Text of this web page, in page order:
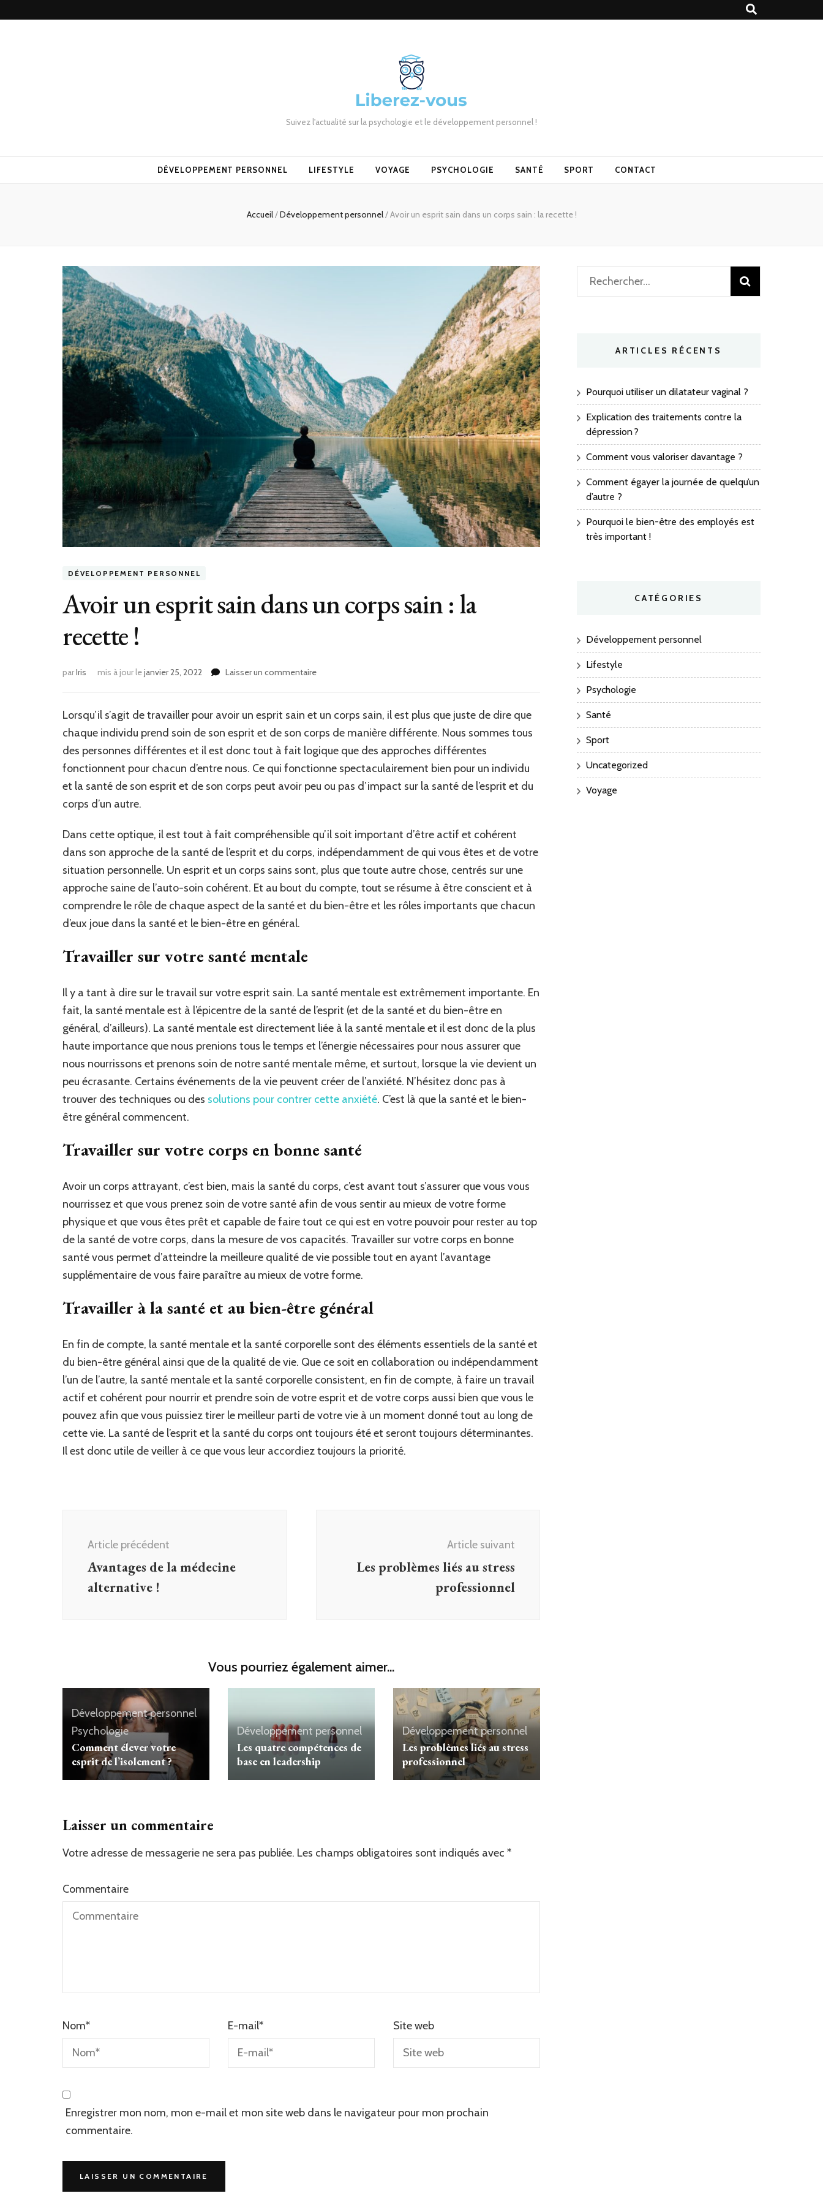
Suivez l'actualité sur la psychologie et le développement personnel !
DÉVELOPPEMENT PERSONNEL LIFESTYLE VOYAGE PSYCHOLOGIE SANTÉ SPORT CONTACT
Accueil/Développement personnel/Avoir un esprit sain dans un corps sain : la recette !
DÉVELOPPEMENT PERSONNEL
Avoir un esprit sain dans un corps sain : la
recette !
parIris mis à jour lejanvier 25, 2022 Laisser un commentairesur
dans
un
sain
:
Lorsqu’il s’agit de travailler pour avoir un esprit sain et un corps sain, il est plus que juste de dire que
chaque individu prend soin de son esprit et de son corps de manière différente. Nous sommes tous
des personnes différentes et il est donc tout à fait logique que des approches différentes
fonctionnent pour chacun d’entre nous. Ce qui fonctionne spectaculairement bien pour un individu
et la santé de son esprit et de son corps peut avoir peu ou pas d’impact sur la santé de l’esprit et du
corps d’un autre.
Dans cette optique, il est tout à fait compréhensible qu’il soit important d’être actif et cohérent
dans son approche de la santé de l’esprit et du corps, indépendamment de qui vous êtes et de votre
situation personnelle. Un esprit et un corps sains sont, plus que toute autre chose, centrés sur une
approche saine de l’auto-soin cohérent. Et au bout du compte, tout se résume à être conscient et à
comprendre le rôle de chaque aspect de la santé et du bien-être et les rôles importants que chacun
d’eux joue dans la santé et le bien-être en général.
Travailler sur votre santé mentale
Il y a tant à dire sur le travail sur votre esprit sain. La santé mentale est extrêmement importante. En
fait, la santé mentale est à l’épicentre de la santé de l’esprit (et de la santé et du bien-être en
général, d’ailleurs). La santé mentale est directement liée à la santé mentale et il est donc de la plus
haute importance que nous prenions tous le temps et l’énergie nécessaires pour nous assurer que
nous nourrissons et prenons soin de notre santé mentale même, et surtout, lorsque la vie devient un
peu écrasante. Certains événements de la vie peuvent créer de l’anxiété. N’hésitez donc pas à
trouver des techniques ou des solutions pour contrer cette anxiété. C’est là que la santé et le bien-
être général commencent.
Travailler sur votre corps en bonne santé
Avoir un corps attrayant, c’est bien, mais la santé du corps, c’est avant tout s’assurer que vous vous
nourrissez et que vous prenez soin de votre santé afin de vous sentir au mieux de votre forme
physique et que vous êtes prêt et capable de faire tout ce qui est en votre pouvoir pour rester au top
de la santé de votre corps, dans la mesure de vos capacités. Travailler sur votre corps en bonne
santé vous permet d’atteindre la meilleure qualité de vie possible tout en ayant l’avantage
supplémentaire de vous faire paraître au mieux de votre forme.
Travailler à la santé et au bien-être général
En fin de compte, la santé mentale et la santé corporelle sont des éléments essentiels de la santé et
du bien-être général ainsi que de la qualité de vie. Que ce soit en collaboration ou indépendamment
l’un de l’autre, la santé mentale et la santé corporelle consistent, en fin de compte, à faire un travail
actif et cohérent pour nourrir et prendre soin de votre esprit et de votre corps aussi bien que vous le
pouvez afin que vous puissiez tirer le meilleur parti de votre vie à un moment donné tout au long de
cette vie. La santé de l’esprit et la santé du corps ont toujours été et seront toujours déterminantes.
Il est donc utile de veiller à ce que vous leur accordiez toujours la priorité.
d'article
Article précédent
Avantages de la médecine
alternative !
Article suivant
Les problèmes liés au stress
professionnel
Vous pourriez également aimer...
Développement personnel
Psychologie
Comment élever votre
esprit de l’isolement ?
Développement personnel
Les quatre compétences de
base en leadership
Développement personnel
Les problèmes liés au stress
professionnel
Laisser un commentaire
Votre adresse de messagerie ne sera pas publiée. Les champs obligatoires sont indiqués avec *
Commentaire
Nom* E-mail* Site web
Enregistrer mon nom, mon e-mail et mon site web dans le navigateur pour mon prochain
commentaire.
Rechercher :
ARTICLES RÉCENTS
Pourquoi utiliser un dilatateur vaginal ?
Explication des traitements contre la
dépression ?
Comment vous valoriser davantage ?
Comment égayer la journée de quelqu’un
d’autre ?
Pourquoi le bien-être des employés est
très important !
CATÉGORIES
Développement personnel
Lifestyle
Psychologie
Santé
Sport
Uncategorized
Voyage